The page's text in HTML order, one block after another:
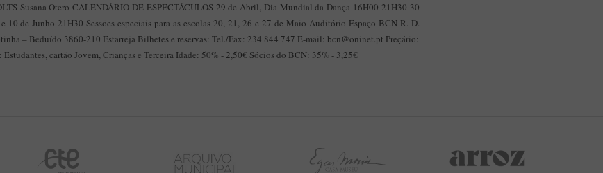
Susana Otero CALENDÁRIO DE ESPECTÁCULOS 29 de Abril, Dia Mundial da Dança 16H00 21H30 30
de Junho 21H30 Sessões especiais para as escolas 20, 21, 26 e 27 de Maio Auditório Espaço BCN R. D.
– Beduído 3860-210 Estarreja Bilhetes e reservas: Tel./Fax: 234 844 747 E-mail: bcn@oninet.pt Preçário:
cartão Jovem, Crianças e Terceira Idade: 50% - 2,50€ Sócios do BCN: 35% - 3,25€